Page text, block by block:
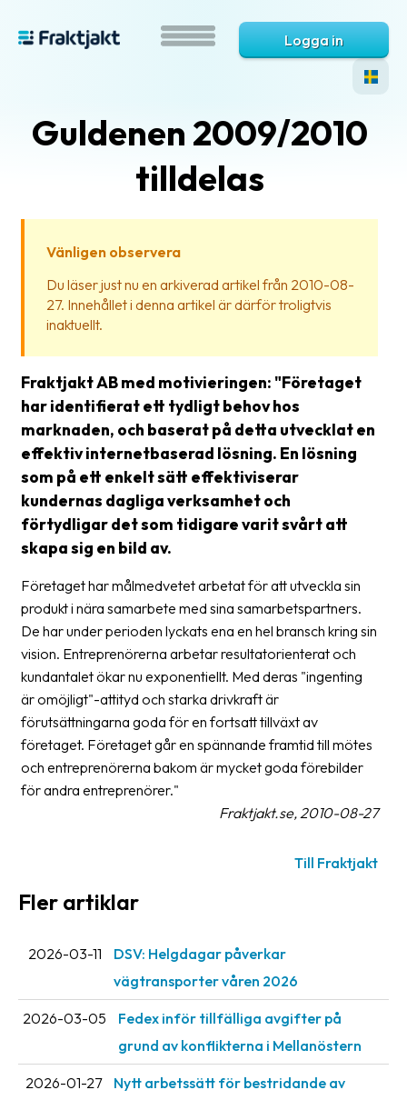
är
Fraktjakt?
Hjälp?
Vanliga
&
svar
Ordlista
Paketering
Skrivarinställningar
Tulldeklarationer
Leveransvillkor
Upphämtningar
Manualer
Nedladdningar
Om
Fraktjakt
Pressrum
Medarbetare
Logga in
Guldenen 2009/2010
tilldelas
Vänligen observera
Du läser just nu en arkiverad artikel från 2010-08-
27. Innehållet i denna artikel är därför troligtvis
inaktuellt.
Fraktjakt AB med motivieringen: "Företaget
har identifierat ett tydligt behov hos
marknaden, och baserat på detta utvecklat en
effektiv internetbaserad lösning. En lösning
som på ett enkelt sätt effektiviserar
kundernas dagliga verksamhet och
förtydligar det som tidigare varit svårt att
skapa sig en bild av.
Företaget har målmedvetet arbetat för att utveckla sin
produkt i nära samarbete med sina samarbetspartners.
De har under perioden lyckats ena en hel bransch kring sin
vision. Entreprenörerna arbetar resultatorienterat och
kundantalet ökar nu exponentiellt. Med deras "ingenting
är omöjligt"-attityd och starka drivkraft är
förutsättningarna goda för en fortsatt tillväxt av
företaget. Företaget går en spännande framtid till mötes
och entreprenörerna bakom är mycket goda förebilder
för andra entreprenörer."
Fraktjakt.se, 2010-08-27
Till Fraktjakt
Fler artiklar
2026-03-11
DSV: Helgdagar påverkar
vägtransporter våren 2026
2026-03-05
Fedex inför tillfälliga avgifter på
grund av konflikterna i Mellanöstern
2026-01-27
Nytt arbetssätt för bestridande av